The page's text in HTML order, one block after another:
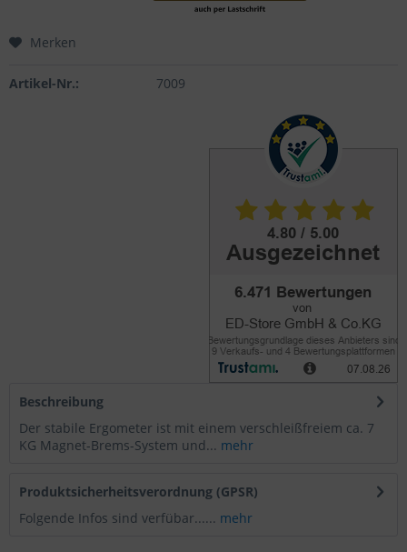
Merken
Artikel-Nr.: 7009
Beschreibung
Der stabile Ergometer ist mit einem verschleißfreiem ca. 7
KG Magnet-Brems-System und... mehr
Produktsicherheitsverordnung (GPSR)
Folgende Infos sind verfübar...... mehr